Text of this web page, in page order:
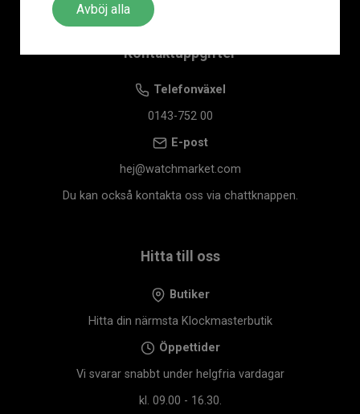
Avböj alla
Kontaktuppgifter
Telefonväxel
0143-752 00
E-post
hej@watchmarket.com
Du kan också kontakta oss via chattknappen.
Hitta till oss
Butiker
Hitta din närmsta Klockmasterbutik
Öppettider
Vi svarar snabbt under helgfria vardagar
kl. 09.00 - 16.30.